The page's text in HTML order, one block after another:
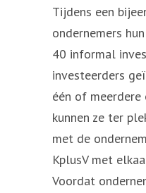
Tijdens een
ondernemers
40 informal
investeerders
één of meerdere
kunnen ze ter
met de
KplusV met
Voordat